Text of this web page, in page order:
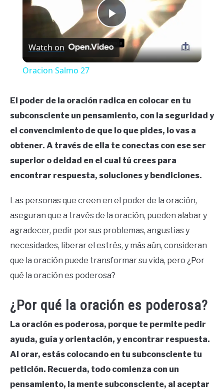
Play
Video
Watch on
Oracion Salmo 27
El poder de la oración radica en colocar en tu
subconsciente un pensamiento, con la seguridad y
el convencimiento de que lo que pides, lo vas a
obtener. A través de ella te conectas con ese ser
superior o deidad en el cual tú crees para
encontrar respuesta, soluciones y bendiciones.
Las personas que creen en el poder de la oración,
aseguran que a través de la oración, pueden alabar y
agradecer, pedir por sus problemas, angustias y
necesidades, liberar el estrés, y más aún, consideran
que la oración puede transformar su vida, pero ¿Por
qué la oración es poderosa?
¿Por qué la oración es poderosa?
La oración es poderosa, porque te permite pedir
ayuda, guía y orientación, y encontrar respuesta.
Al orar, estás colocando en tu subconsciente tu
petición. Recuerda, todo comienza con un
pensamiento, la mente subconsciente, al aceptar